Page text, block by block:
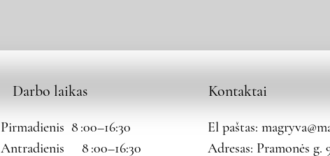
Darbo laikas
Pirmadienis 8 :00–16:30
Antradienis 8 :00–16:30
Kontaktai
El paštas:
Adresas: Pramonės g.